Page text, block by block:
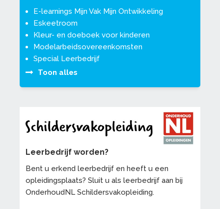
E-learnings Mijn Vak Mijn Ontwikkeling
Eskeetroom
Kleur- en doeboek voor kinderen
Modelarbeidsovereenkomsten
Special Leerbedrijf
Toon alles
Leerbedrijf worden?
Bent u erkend leerbedrijf en heeft u een
opleidingsplaats? Sluit u als leerbedrijf aan bij
OnderhoudNL Schildersvakopleiding.